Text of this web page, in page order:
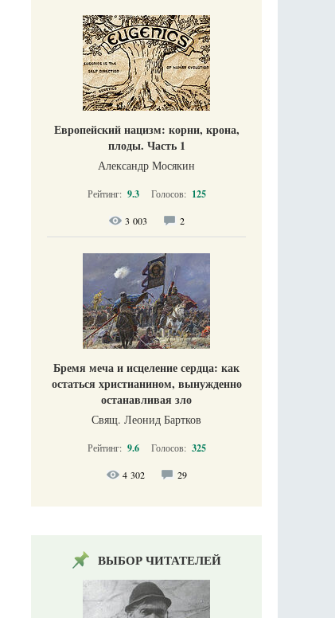
Европейский нацизм: корни, крона,
плоды. Часть 1
Александр Мосякин
Рейтинг: 9.3 Голосов: 125
3 003 2
Бремя меча и исцеление сердца: как
остаться христианином, вынужденно
останавливая зло
Свящ. Леонид Бартков
Рейтинг: 9.6 Голосов: 325
4 302 29
ВЫБОР ЧИТАТЕЛЕЙ